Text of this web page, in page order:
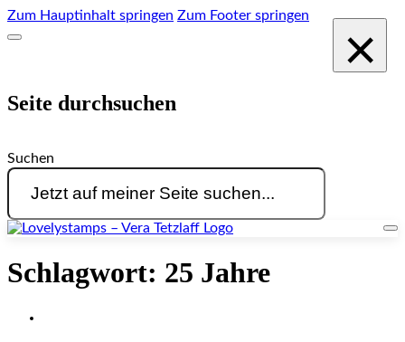
Zum Hauptinhalt springen Zum Footer springen
Seite durchsuchen
Suchen
×
Schlagwort: 25 Jahre